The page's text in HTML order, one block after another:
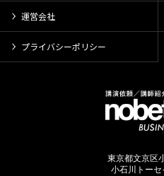
運営会社
プライバシーポリシー
東京都文京区
小石川トー